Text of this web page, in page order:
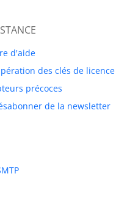
d'aide
des clés de licence
précoces
de la newsletter